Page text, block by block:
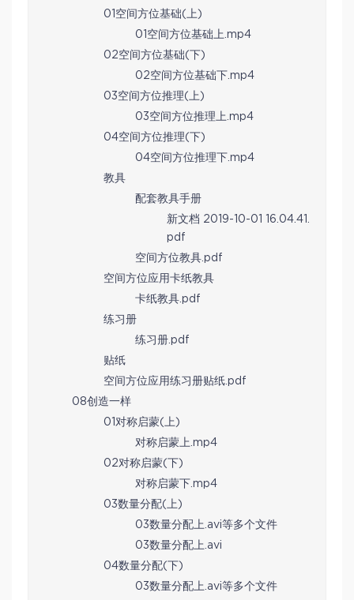
01空间方位基础(上)
01空间方位基础上.mp4
02空间方位基础(下)
02空间方位基础下.mp4
03空间方位推理(上)
03空间方位推理上.mp4
04空间方位推理(下)
04空间方位推理下.mp4
教具
配套教具手册
新文档 2019-10-01 16.04.41.
pdf
空间方位教具.pdf
空间方位应用卡纸教具
卡纸教具.pdf
练习册
练习册.pdf
贴纸
空间方位应用练习册贴纸.pdf
08创造一样
01对称启蒙(上)
对称启蒙上.mp4
02对称启蒙(下)
对称启蒙下.mp4
03数量分配(上)
03数量分配上.avi等多个文件
03数量分配上.avi
04数量分配(下)
03数量分配上.avi等多个文件